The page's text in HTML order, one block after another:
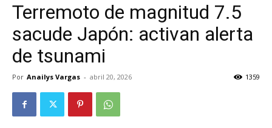
Terremoto de magnitud 7.5
sacude Japón: activan alerta
de tsunami
Por Anailys Vargas - abril 20, 2026 1359